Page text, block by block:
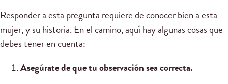
Responder a esta pregunta requiere de conocer bien a esta
mujer, y su historia. En el camino, aquí hay algunas cosas que
debes tener en cuenta:
Asegúrate de que tu observación sea correcta.